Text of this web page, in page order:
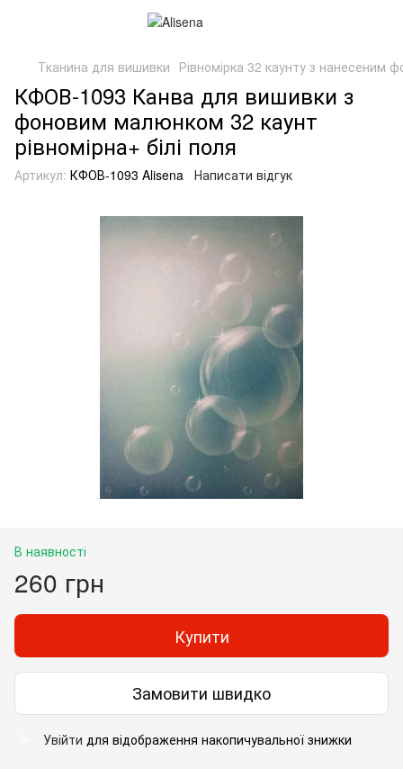
Тканина для вишивки Рівномірка 32 каунту з нанесеним
КФОВ-1093 Канва для вишивки з
фоновим малюнком 32 каунт
рівномірна+ білі поля
Артикул: КФОВ-1093 Alisena Написати відгук
В наявності
260 грн
Купити
Замовити швидко
Увійти для відображення накопичувальної знижки